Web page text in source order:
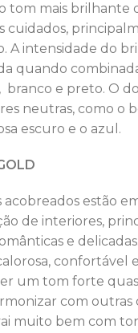
tom mais brilhante
cuidados,
A intensidade do
quando
branco e preto. O
neutras, como o
escuro e o azul.
acobreados estão
de interiores,
e
confortável
um tom forte
com outras
muito bem com